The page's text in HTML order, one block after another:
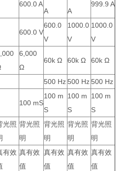
600.0 A
A
A
999.9 A
600.0 V
600.0
V
1000.0
V
1000.0
V
6,000
Ω
60k Ω 60k Ω 60k Ω
500 Hz500 Hz500 Hz
100 mS
100 m
S
100 m
S
100 m
S
光照 背光照
明
背光照
明
背光照
明
背光照
明
有效 真有效
值
真有效
值
真有效
值
真有效
值